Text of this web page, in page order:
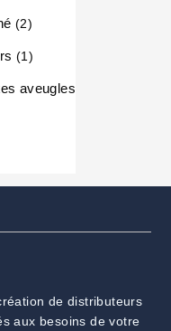
22 produits
11 produit
aveugles
de distributeurs
aux besoins de votre